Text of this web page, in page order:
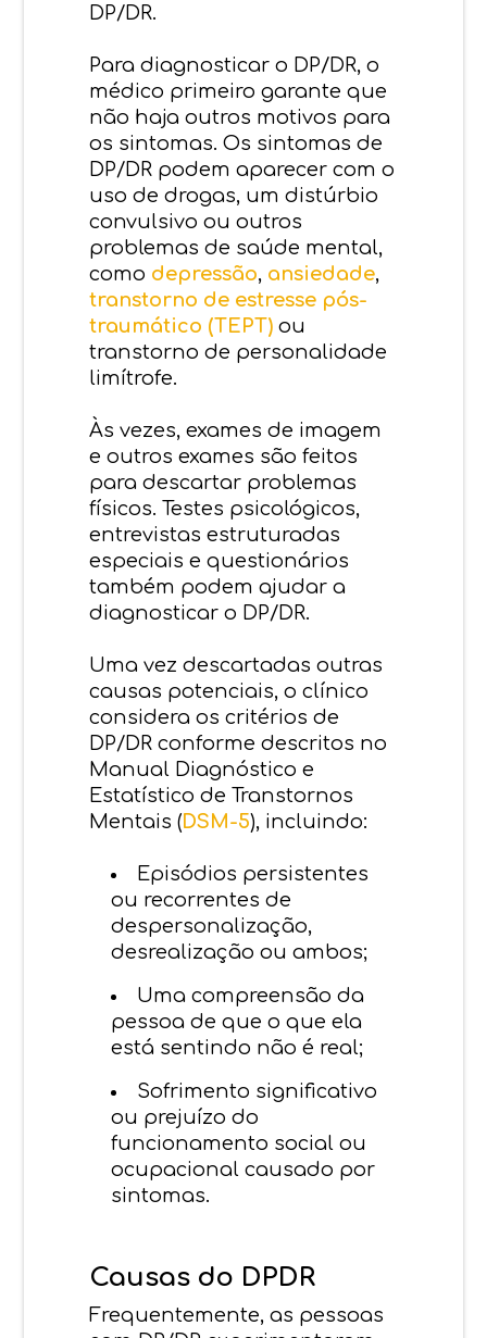
DP/DR.
Para diagnosticar o DP/DR, o
médico primeiro garante que
não haja outros motivos para
os sintomas. Os sintomas de
DP/DR podem aparecer com o
uso de drogas, um distúrbio
convulsivo ou outros
problemas de saúde mental,
como depressão, ansiedade,
transtorno de estresse pós-
traumático (TEPT) ou
transtorno de personalidade
limítrofe.
Às vezes, exames de imagem
e outros exames são feitos
para descartar problemas
físicos. Testes psicológicos,
entrevistas estruturadas
especiais e questionários
também podem ajudar a
diagnosticar o DP/DR.
Uma vez descartadas outras
causas potenciais, o clínico
considera os critérios de
DP/DR conforme descritos no
Manual Diagnóstico e
Estatístico de Transtornos
Mentais (DSM-5), incluindo:
Episódios persistentes
ou recorrentes de
despersonalização,
desrealização ou ambos;
Uma compreensão da
pessoa de que o que ela
está sentindo não é real;
Sofrimento significativo
ou prejuízo do
funcionamento social ou
ocupacional causado por
sintomas.
Causas do DPDR
Frequentemente, as pessoas